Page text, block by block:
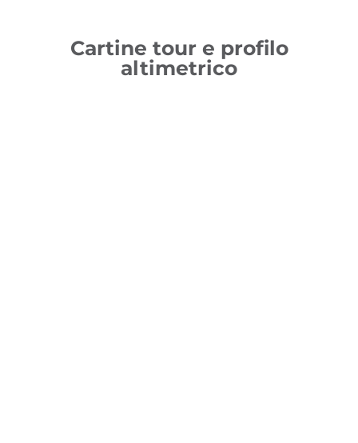
Cartine tour e profilo
altimetrico